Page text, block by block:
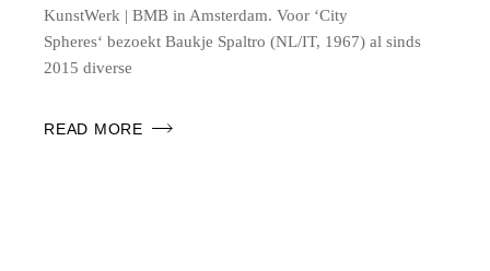
KunstWerk | BMB in Amsterdam. Voor ‘City
Spheres‘ bezoekt Baukje Spaltro (NL/IT, 1967) al sinds
2015 diverse
READ MORE